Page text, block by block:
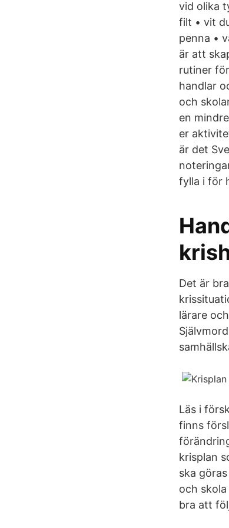
vid olika
filt • vit
penna •
är att
rutiner
handlar
och
en
er
är det
fylla i för
Det är
lärare
Läs i
finns
krisplan
ska
och
bra att